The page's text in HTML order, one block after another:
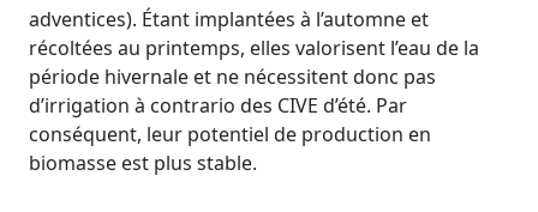
adventices). Étant implantées à l’automne et
récoltées au printemps, elles valorisent l’eau de la
période hivernale et ne nécessitent donc pas
d’irrigation à contrario des CIVE d’été. Par
conséquent, leur potentiel de production en
biomasse est plus stable.